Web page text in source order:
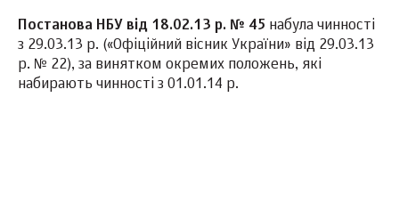
Постанова НБУ від 18.02.13 р. № 45 набула чинності
з 29.03.13 р. («Офіційний вісник України» від 29.03.13
р. № 22), за винятком окремих положень, які
набирають чинності з 01.01.14 р.